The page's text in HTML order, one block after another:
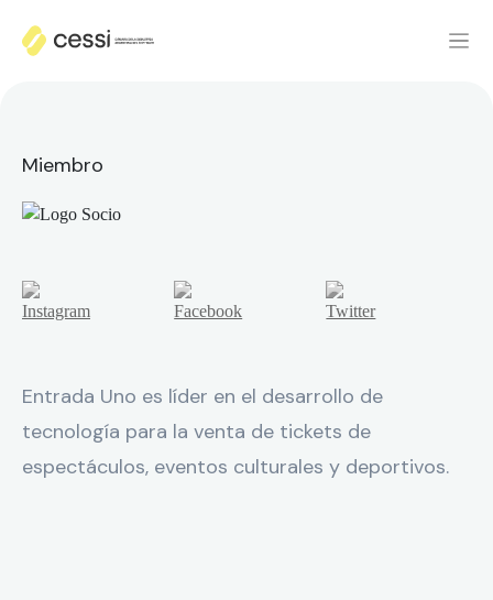
Miembro
Entrada Uno es líder en el desarrollo de
tecnología para la venta de tickets de
espectáculos, eventos culturales y deportivos.